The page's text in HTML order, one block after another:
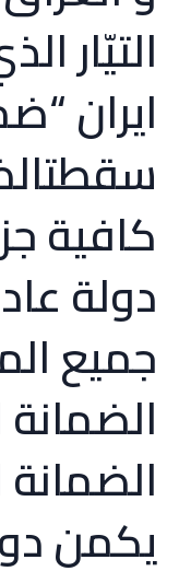
التيّار
ايران
كافية
دولة
جميع
الضمانة
يكمن